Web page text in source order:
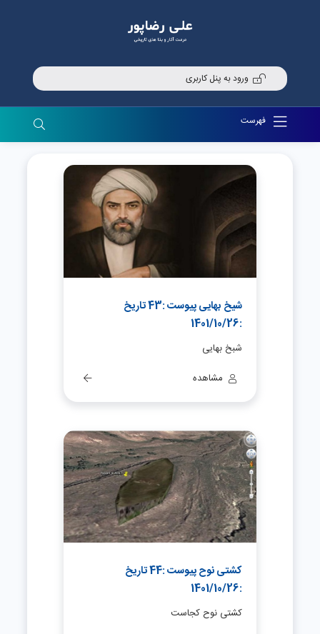
ورود به پنل کاربری
فهرست
شیخ بهایی پیوست :43 تاریخ
:1401/10/26
شبخ بهایی
مشاهده
کشتی نوح پیوست :44 تاریخ
:1401/10/26
کشتی نوح کجاست